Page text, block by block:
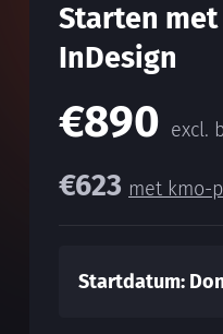
Starten met
InDesign
€890 excl.
€623 met kmo-
Startdatum: